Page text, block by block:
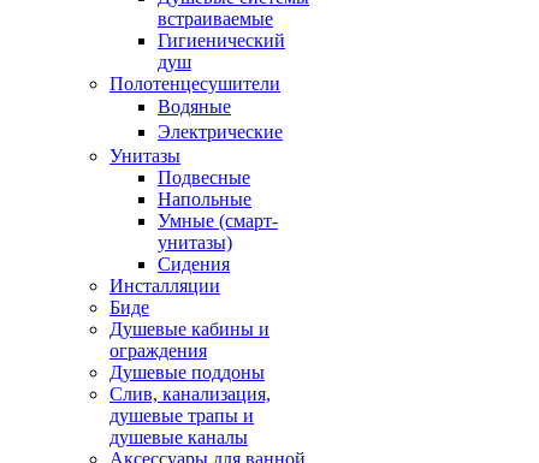
встраиваемые
Гигиенический
душ
Полотенцесушители
ㅤВодяные
ㅤЭлектрические
Унитазы
Подвесные
Напольные
Умные (смарт-
унитазы)
Сидения
Инсталляции
Биде
Душевые кабины и
ограждения
Душевые поддоны
Слив, канализация,
душевые трапы и
душевые каналы
Аксессуары для ванной